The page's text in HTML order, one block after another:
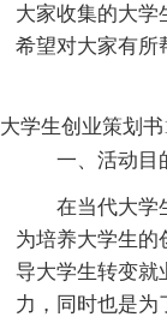
大家收集的大学
希望对大家有所
大学生创业策划书
一、活动目
在当代大学
为培养大学生的
导大学生转变就
力，同时也是为